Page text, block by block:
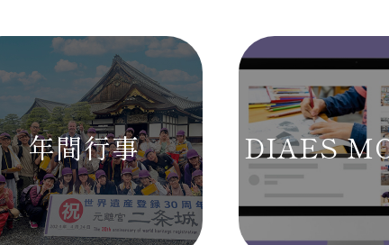
年間行事 DIAES